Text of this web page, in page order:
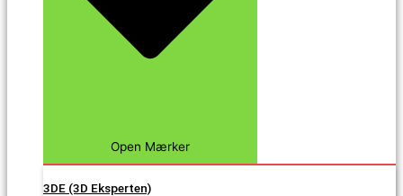
Open Mærker
3DE (3D Eksperten)